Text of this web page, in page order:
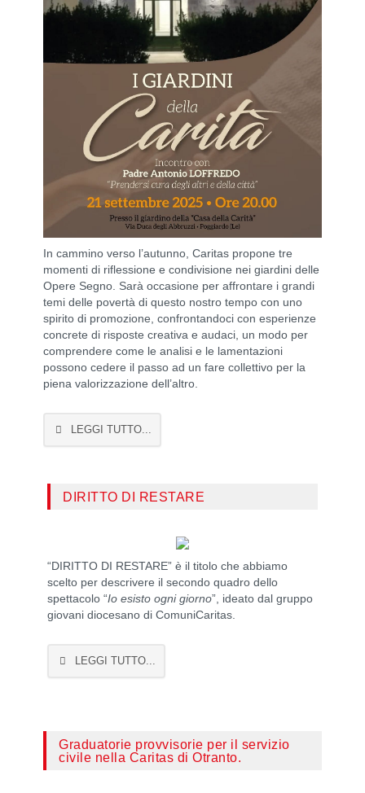
In cammino verso l’autunno, Caritas propone tre
momenti di riflessione e condivisione nei giardini delle
Opere Segno. Sarà occasione per affrontare i grandi
temi delle povertà di questo nostro tempo con uno
spirito di promozione, confrontandoci con esperienze
concrete di risposte creativa e audaci, un modo per
comprendere come le analisi e le lamentazioni
possono cedere il passo ad un fare collettivo per la
piena valorizzazione dell’altro.
LEGGI TUTTO...
DIRITTO DI RESTARE
“DIRITTO DI RESTARE” è il titolo che abbiamo
scelto per descrivere il secondo quadro dello
spettacolo “Io esisto ogni giorno”, ideato dal gruppo
giovani diocesano di ComuniCaritas.
LEGGI TUTTO...
Graduatorie provvisorie per il servizio
civile nella Caritas di Otranto.